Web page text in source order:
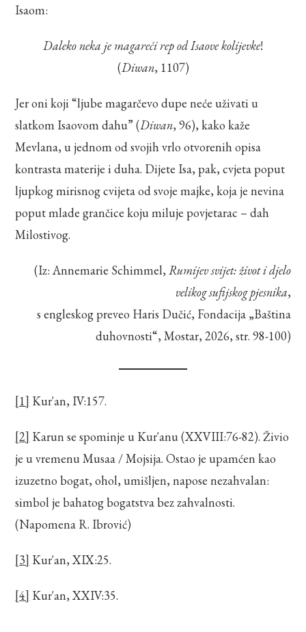
Isaom:
Daleko neka je magareći rep od Isaove kolijevke!
(Diwan, 1107)
Jer oni koji “ljube magarčevo dupe neće uživati u
slatkom Isaovom dahu” (Diwan, 96), kako kaže
Mevlana, u jednom od svojih vrlo otvorenih opisa
kontrasta materije i duha. Dijete Isa, pak, cvjeta poput
ljupkog mirisnog cvijeta od svoje majke, koja je nevina
poput mlade grančice koju miluje povjetarac – dah
Milostivog.
(Iz: Annemarie Schimmel, Rumijev svijet: život i djelo
velikog sufijskog pjesnika,
s engleskog preveo Haris Dučić, Fondacija „Baština
duhovnosti“, Mostar, 2026, str. 98-100)
[1] Kur'an, IV:157.
[2] Karun se spominje u Kur'anu (XXVIII:76-82). Živio
je u vremenu Musaa / Mojsija. Ostao je upamćen kao
izuzetno bogat, ohol, umišljen, napose nezahvalan:
simbol je bahatog bogatstva bez zahvalnosti.
(Napomena R. Ibrović)
[3] Kur'an, XIX:25.
[4] Kur'an, XXIV:35.